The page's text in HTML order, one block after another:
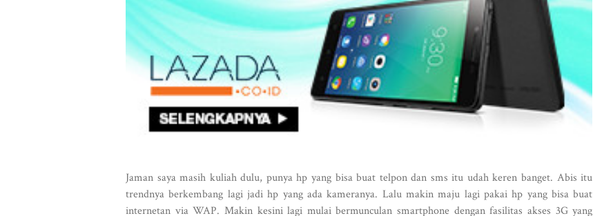
Jaman saya masih kuliah dulu, punya hp yang bisa buat telpon dan sms itu udah keren banget. Abis itu
trendnya berkembang lagi jadi hp yang ada kameranya. Lalu makin maju lagi pakai hp yang bisa buat
internetan via WAP. Makin kesini lagi mulai bermunculan smartphone dengan fasilitas akses 3G yang